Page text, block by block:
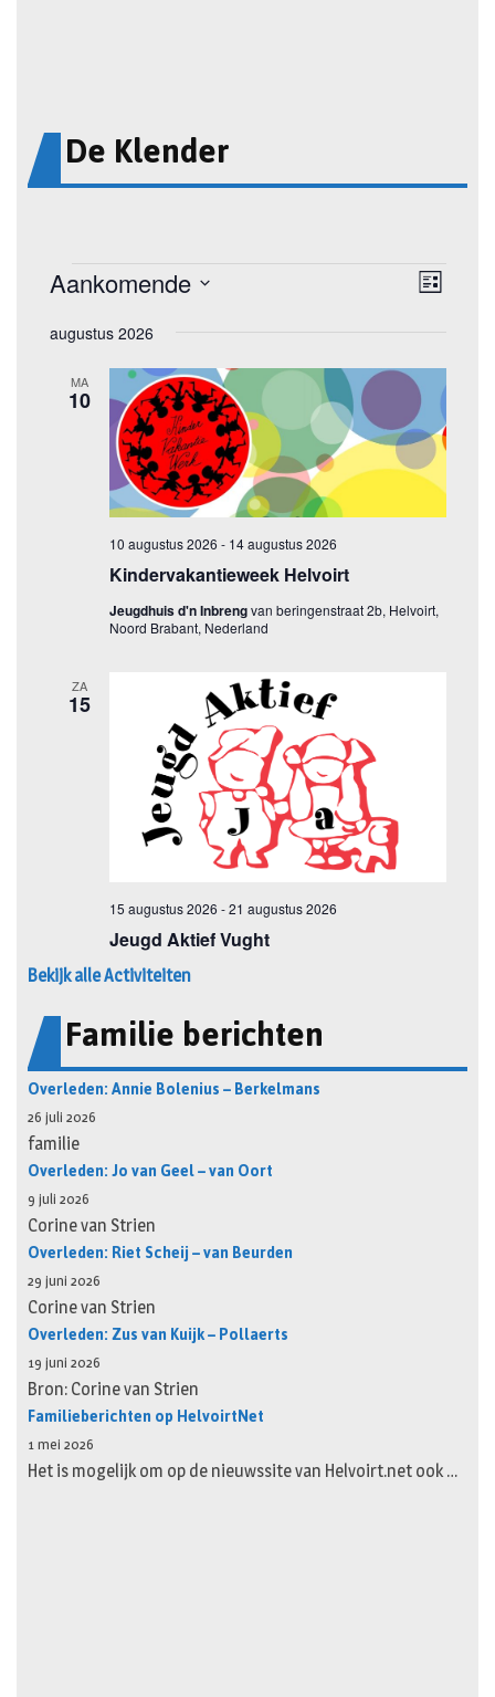
De Klender
Bekijk alle Activiteiten
Familie berichten
Overleden: Annie Bolenius – Berkelmans
26 juli 2026
familie
Overleden: Jo van Geel – van Oort
9 juli 2026
Corine van Strien
Overleden: Riet Scheij – van Beurden
29 juni 2026
Corine van Strien
Overleden: Zus van Kuijk – Pollaerts
19 juni 2026
Bron: Corine van Strien
Familieberichten op HelvoirtNet
1 mei 2026
Het is mogelijk om op de nieuwssite van Helvoirt.net ook …